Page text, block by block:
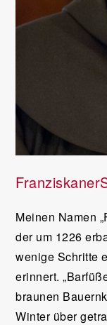
Meinen Namen
der um 1226
wenige Schritte
erinnert.
braunen
Winter über